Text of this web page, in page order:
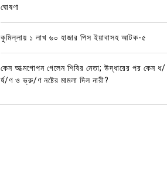
ঘোষণা
কুমিল্লায় ১ লাখ ৬০ হাজার পিস ইয়াবাসহ আটক-৫
কেন আত্মগোপন গেলেন শিবির নেতা; উদ্ধারের পর কেন ধ/
র্ষ/ণ ও ভ্রু/ণ নষ্টের মামলা দিল নারী?